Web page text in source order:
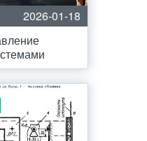
2026-01-18